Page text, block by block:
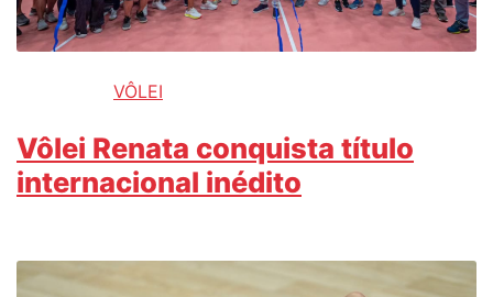
VÔLEI
Vôlei Renata conquista título
internacional inédito